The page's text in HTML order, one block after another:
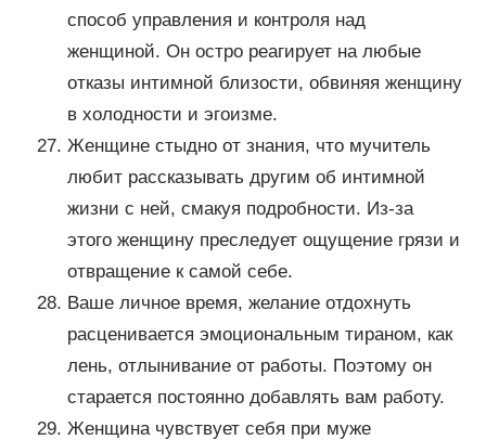
способ управления и контроля над
женщиной. Он остро реагирует на любые
отказы интимной близости, обвиняя женщину
в холодности и эгоизме.
Женщине стыдно от знания, что мучитель
любит рассказывать другим об интимной
жизни с ней, смакуя подробности. Из-за
этого женщину преследует ощущение грязи и
отвращение к самой себе.
Ваше личное время, желание отдохнуть
расценивается эмоциональным тираном, как
лень, отлынивание от работы. Поэтому он
старается постоянно добавлять вам работу.
Женщина чувствует себя при муже